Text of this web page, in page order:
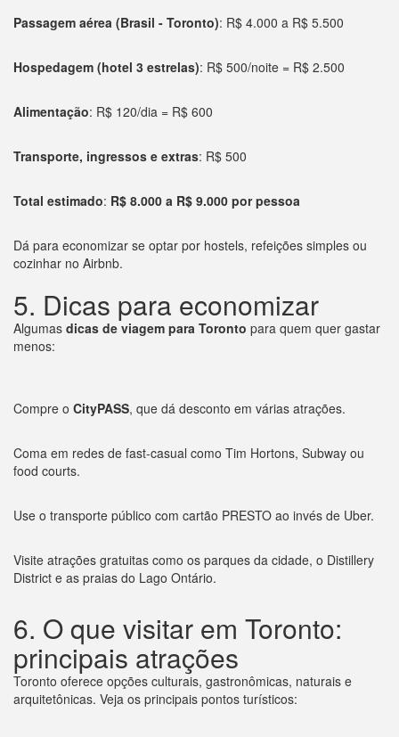
Passagem aérea (Brasil - Toronto): R$ 4.000 a R$ 5.500
Hospedagem (hotel 3 estrelas): R$ 500/noite = R$ 2.500
Alimentação: R$ 120/dia = R$ 600
Transporte, ingressos e extras: R$ 500
Total estimado: R$ 8.000 a R$ 9.000 por pessoa
Dá para economizar se optar por hostels, refeições simples ou
cozinhar no Airbnb.
5. Dicas para economizar
Algumas dicas de viagem para Toronto para quem quer gastar
menos:
Compre o CityPASS, que dá desconto em várias atrações.
Coma em redes de fast-casual como Tim Hortons, Subway ou
food courts.
Use o transporte público com cartão PRESTO ao invés de Uber.
Visite atrações gratuitas como os parques da cidade, o Distillery
District e as praias do Lago Ontário.
6. O que visitar em Toronto:
principais atrações
Toronto oferece opções culturais, gastronômicas, naturais e
arquitetônicas. Veja os principais pontos turísticos: